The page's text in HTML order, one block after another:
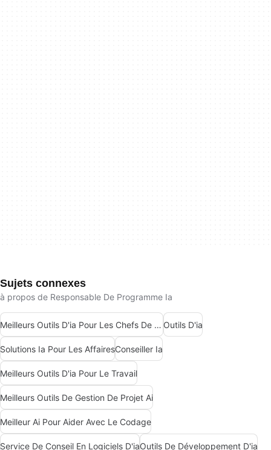
Sujets connexes
à propos de Responsable De Programme Ia
Meilleurs Outils D'ia Pour Les Chefs De Produit Outils D'ia
Solutions Ia Pour Les AffairesConseiller Ia
Meilleurs Outils D'ia Pour Le Travail
Meilleurs Outils De Gestion De Projet Ai
Meilleur Ai Pour Aider Avec Le Codage
Service De Conseil En Logiciels D'iaOutils De Développement D'ia